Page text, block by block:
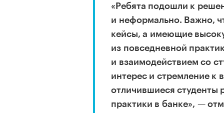
«Ребята подошли к
и неформально. Важно,
кейсы, а имеющие
из повседневной
и взаимодействием со
интерес и стремление к
отличившиеся студенты
практики в банке», —